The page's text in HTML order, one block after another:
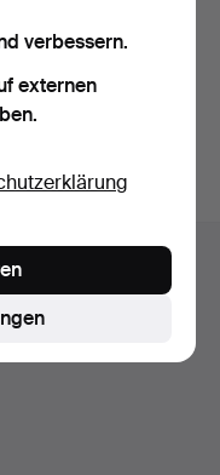
aus unserem
verbessern.
externen